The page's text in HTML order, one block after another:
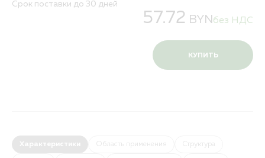
Срок поставки до 30 дней
57.72 BYN без НДС
КУПИТЬ
Характеристики Область применения Структура